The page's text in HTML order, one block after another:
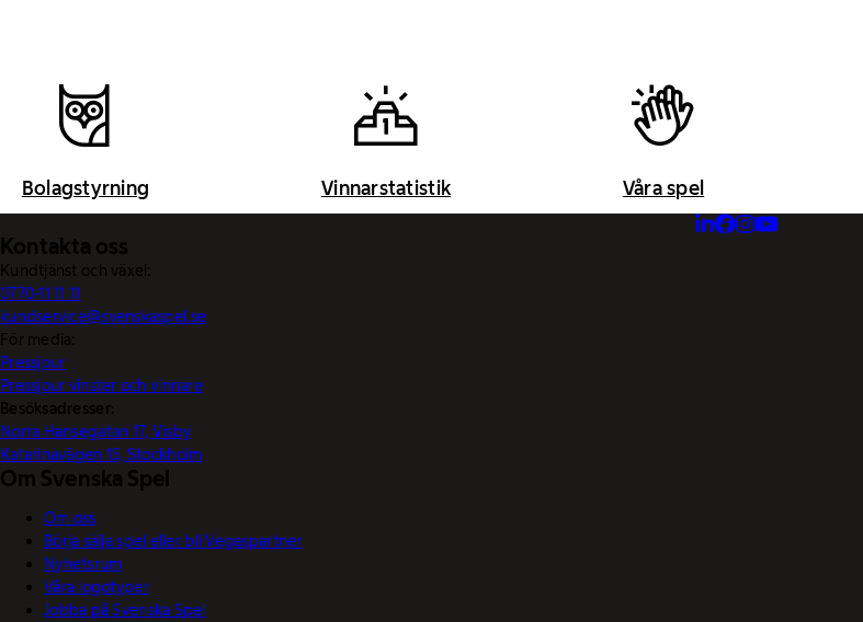
Bolagstyrning Vinnarstatistik Våra spel
Kontakta oss
Kundtjänst och växel:
0770-11 11 11
kundservice@svenskaspel.se
För media:
Pressjour
Pressjour vinster och vinnare
Besöksadresser:
Norra Hansegatan 17, Visby
Katarinavägen 15, Stockholm
Om Svenska Spel
Om oss
Börja sälja spel eller bli Vegaspartner
Nyhetsrum
Våra logotyper
Jobba på Svenska Spel